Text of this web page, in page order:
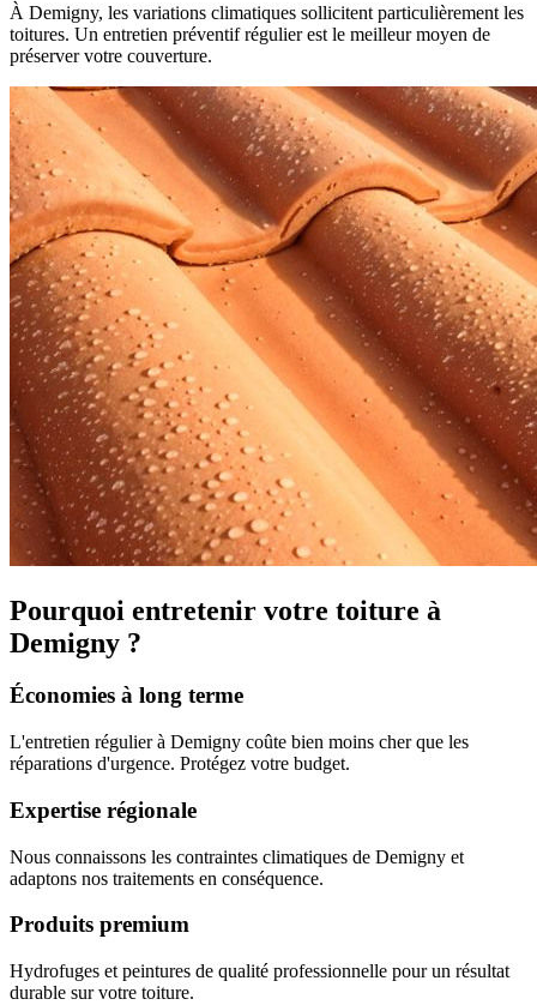
À Demigny, les variations climatiques sollicitent particulièrement les
toitures. Un entretien préventif régulier est le meilleur moyen de
préserver votre couverture.
Pourquoi entretenir votre toiture à
Demigny ?
Économies à long terme
L'entretien régulier à Demigny coûte bien moins cher que les
réparations d'urgence. Protégez votre budget.
Expertise régionale
Nous connaissons les contraintes climatiques de Demigny et
adaptons nos traitements en conséquence.
Produits premium
Hydrofuges et peintures de qualité professionnelle pour un résultat
durable sur votre toiture.